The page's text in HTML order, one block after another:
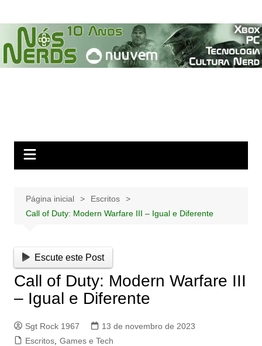
para
conteúdo
Página inicial
Escritos
Call of Duty: Modern Warfare III – Igual e Diferente
Escute este Post
Call of Duty: Modern Warfare III
– Igual e Diferente
Sgt Rock 1967
13 de novembro de 2023
Escritos, Games e Tech